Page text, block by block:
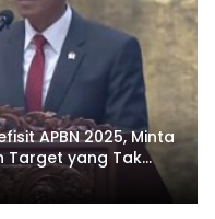
APBN 2025, Minta
Target yang Tak